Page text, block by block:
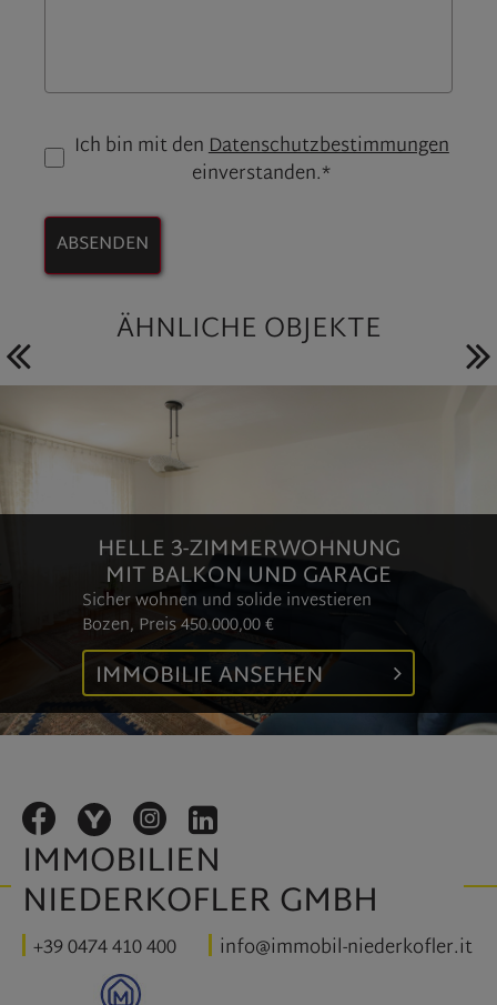
Ich bin mit denDatenschutzbestimmungen
einverstanden.*
ABSENDEN
ÄHNLICHE OBJEKTE
HELLE 3-ZIMMERWOHNUNG
MIT BALKON UND GARAGE
Sicher wohnen und solide investieren
Bozen, Preis450.000,00 €
IMMOBILIE ANSEHEN
IMMOBILIEN
NIEDERKOFLER GMBH
+39 0474 410 400 info@immobil-niederkofler.it